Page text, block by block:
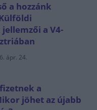
a hozzánk
a V4-
ápr. 24.
a
jöhet az újabb